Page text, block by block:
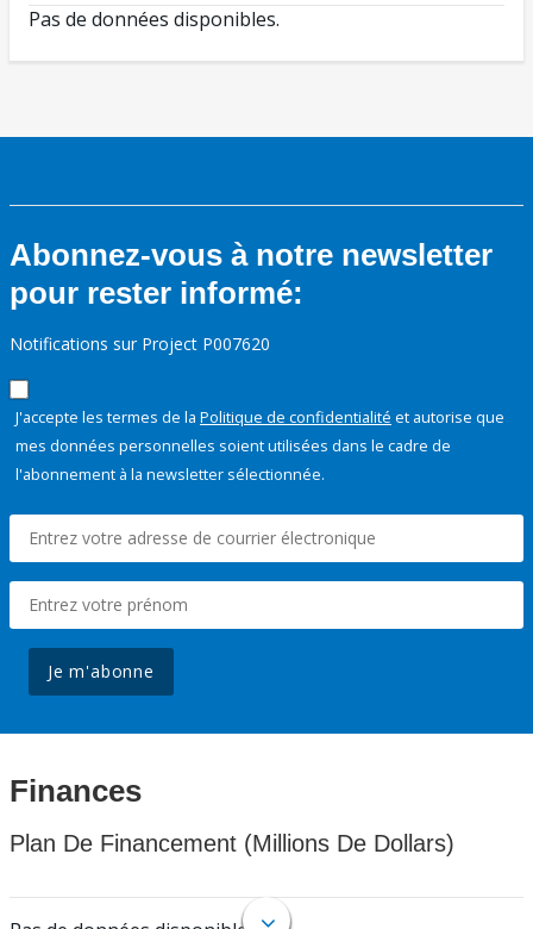
Pas de données disponibles.
Abonnez-vous à notre newsletter
pour rester informé:
Notifications sur Project P007620
J'accepte les termes de la Politique de confidentialité et autorise que
mes données personnelles soient utilisées dans le cadre de
l'abonnement à la newsletter sélectionnée.
Je m'abonne
Finances
Plan De Financement (Millions De Dollars)